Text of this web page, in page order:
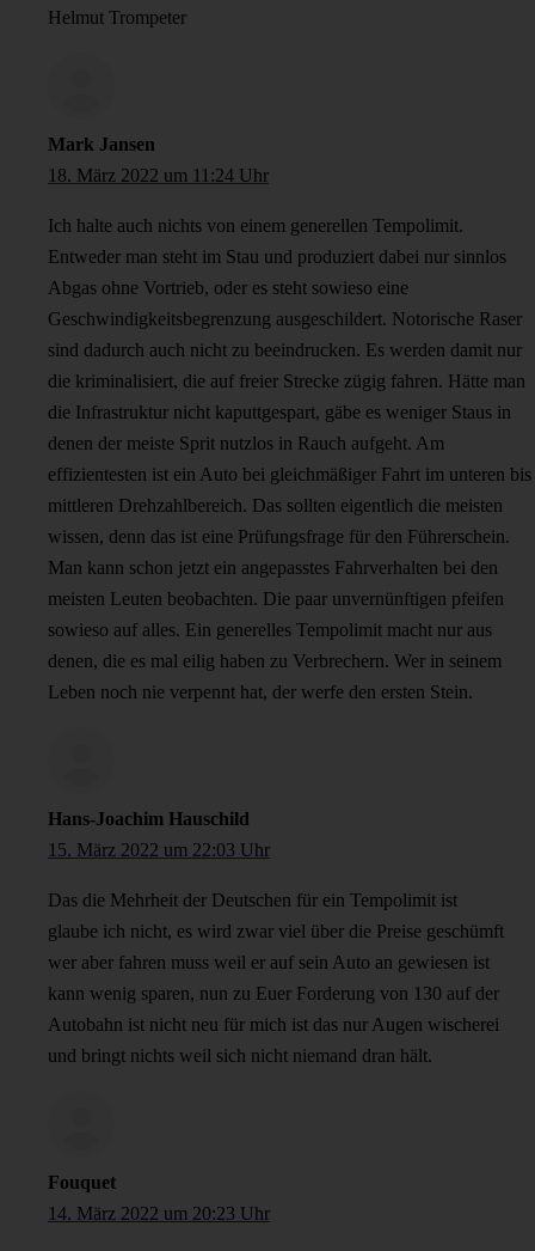
Helmut Trompeter
Mark Jansen
18. März 2022 um 11:24 Uhr
Ich halte auch nichts von einem generellen Tempolimit.
Entweder man steht im Stau und produziert dabei nur sinnlos
Abgas ohne Vortrieb, oder es steht sowieso eine
Geschwindigkeitsbegrenzung ausgeschildert. Notorische Raser
sind dadurch auch nicht zu beeindrucken. Es werden damit nur
die kriminalisiert, die auf freier Strecke zügig fahren. Hätte man
die Infrastruktur nicht kaputtgespart, gäbe es weniger Staus in
denen der meiste Sprit nutzlos in Rauch aufgeht. Am
effizientesten ist ein Auto bei gleichmäßiger Fahrt im unteren bis
mittleren Drehzahlbereich. Das sollten eigentlich die meisten
wissen, denn das ist eine Prüfungsfrage für den Führerschein.
Man kann schon jetzt ein angepasstes Fahrverhalten bei den
meisten Leuten beobachten. Die paar unvernünftigen pfeifen
sowieso auf alles. Ein generelles Tempolimit macht nur aus
denen, die es mal eilig haben zu Verbrechern. Wer in seinem
Leben noch nie verpennt hat, der werfe den ersten Stein.
Hans-Joachim Hauschild
15. März 2022 um 22:03 Uhr
Das die Mehrheit der Deutschen für ein Tempolimit ist
glaube ich nicht, es wird zwar viel über die Preise geschümft
wer aber fahren muss weil er auf sein Auto an gewiesen ist
kann wenig sparen, nun zu Euer Forderung von 130 auf der
Autobahn ist nicht neu für mich ist das nur Augen wischerei
und bringt nichts weil sich nicht niemand dran hält.
Fouquet
14. März 2022 um 20:23 Uhr